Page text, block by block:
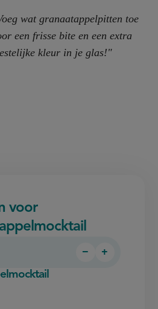
wat granaatappelpitten toe
een frisse bite en een extra
kleur in je glas!"
voor
Persoon
−
Persoon
+